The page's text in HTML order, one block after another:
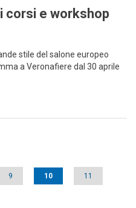
corsi e workshop
stile del salone europeo
a Veronafiere dal 30 aprile
9 10 11